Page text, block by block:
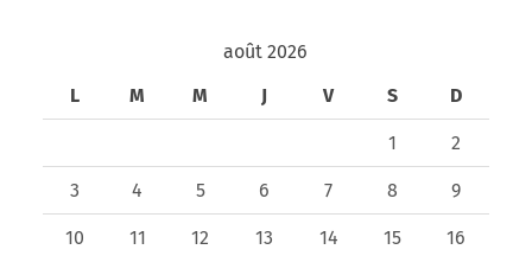
août 2026
L
M M J V S D
1 2
3 4 5 6 7 8 9
10 11 12 13 14 15 16